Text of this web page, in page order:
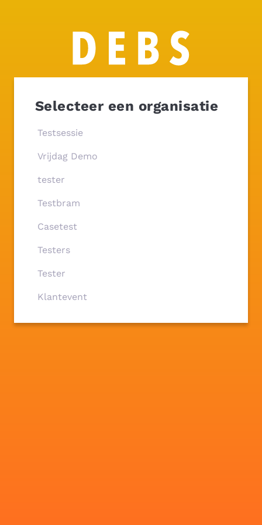
Selecteer een organisatie
Testsessie
Vrijdag Demo
tester
Testbram
Casetest
Testers
Tester
Klantevent